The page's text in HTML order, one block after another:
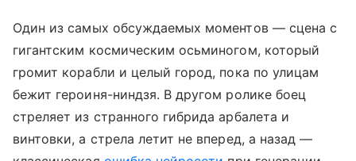
Один из самых обсуждаемых моментов — сцена с
гигантским космическим осьминогом, который
громит корабли и целый город, пока по улицам
бежит героиня-ниндзя. В другом ролике боец
стреляет из странного гибрида арбалета и
винтовки, а стрела летит не вперед, а назад —